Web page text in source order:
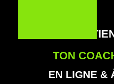
TON
EN LIGNE &